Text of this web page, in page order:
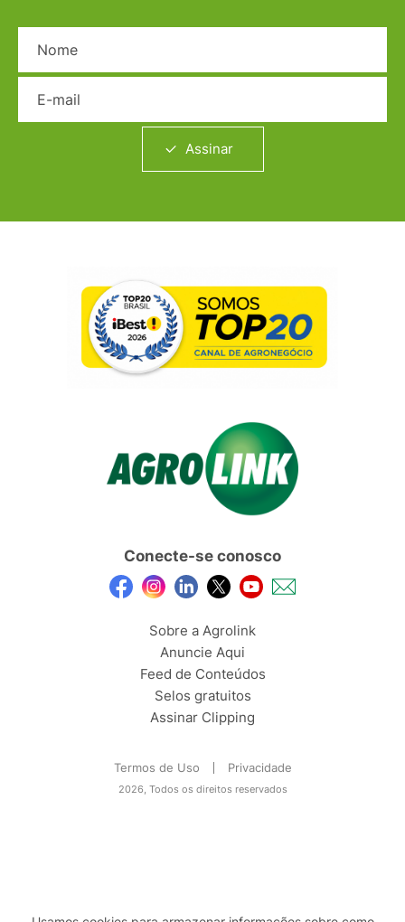
Assinar
Conecte-se conosco
Sobre a Agrolink
Anuncie Aqui
Feed de Conteúdos
Selos gratuitos
Assinar Clipping
Termos de Uso Privacidade
2026, Todos os direitos reservados